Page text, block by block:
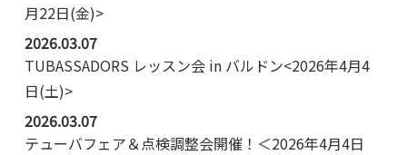
月22日(金)>
2026.03.07
TUBASSADORS レッスン会 in バルドン<2026年4月4
日(土)>
2026.03.07
テューバフェア＆点検調整会開催！＜2026年4月4日